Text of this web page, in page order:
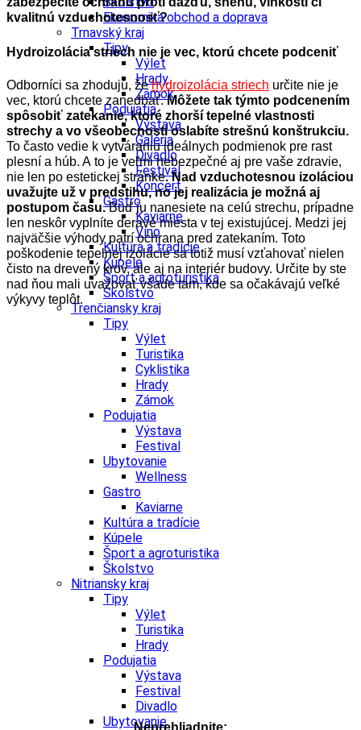
Ekonomika obchod a doprava
Trnavský kraj
Tipy
Výlet
Hrady
Zámok
Podujatia
Výstava
Galéria
Divadlo
Festival
Koncert
Gastro
Kaviarne
Víno
Kultúra a tradície
Kúpele
Šport a agroturistika
Školstvo
Trenčiansky kraj
Tipy
Výlet
Turistika
Cyklistika
Hrady
Zámok
Podujatia
Výstava
Festival
Ubytovanie
Wellness
Gastro
Kaviarne
Kultúra a tradície
Kúpele
Šport a agroturistika
Školstvo
Nitriansky kraj
Tipy
Výlet
Turistika
Hrady
Podujatia
Výstava
Festival
Divadlo
Ubytovanie
kvalitnú vzduchotesnosť?
Hydroizolácia striech nie je vec, ktorú chcete podceniť
Odborníci sa zhodujú, žehydroizolácia striech určite nie je
vec, ktorú chcete zanedbať.Môžete tak týmto podcenením
spôsobiť zatekanie, ktoré zhorší tepelné vlastnosti
strechy a vo všeobecnosti oslabíte strešnú konštrukciu.
To často vedie k vytváraniu ideálnych podmienok pre rast
plesní a húb. A to je veľmi nebezpečné aj pre vaše zdravie,
nie len po estetickej stránke. Nad vzduchotesnou izoláciou
uvažujte už v predstihu, no jej realizácia je možná aj
postupom času.Buď ju nanesiete na celú strechu, prípadne
len neskôr vyplníte deravé miesta v tej existujúcej. Medzi jej
najväčšie výhody patrí ochrana pred zatekaním. Toto
poškodenie tepelnej izolácie sa totiž musí vzťahovať nielen
čisto na drevený krov, ale aj na interiér budovy. Určite by ste
nad ňou mali uvažovať všade tam, kde sa očakávajú veľké
výkyvy teplôt.
Neprehliadnite: